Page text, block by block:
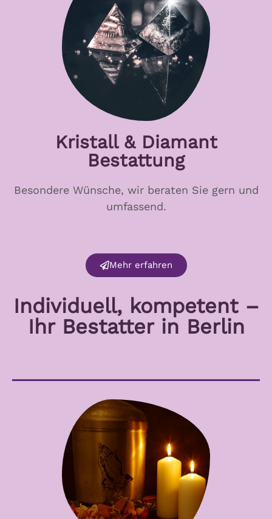
Kristall & Diamant
Bestattung
Besondere Wünsche, wir beraten Sie gern und
umfassend.
Mehr erfahren
Individuell, kompetent –
Ihr Bestatter in Berlin